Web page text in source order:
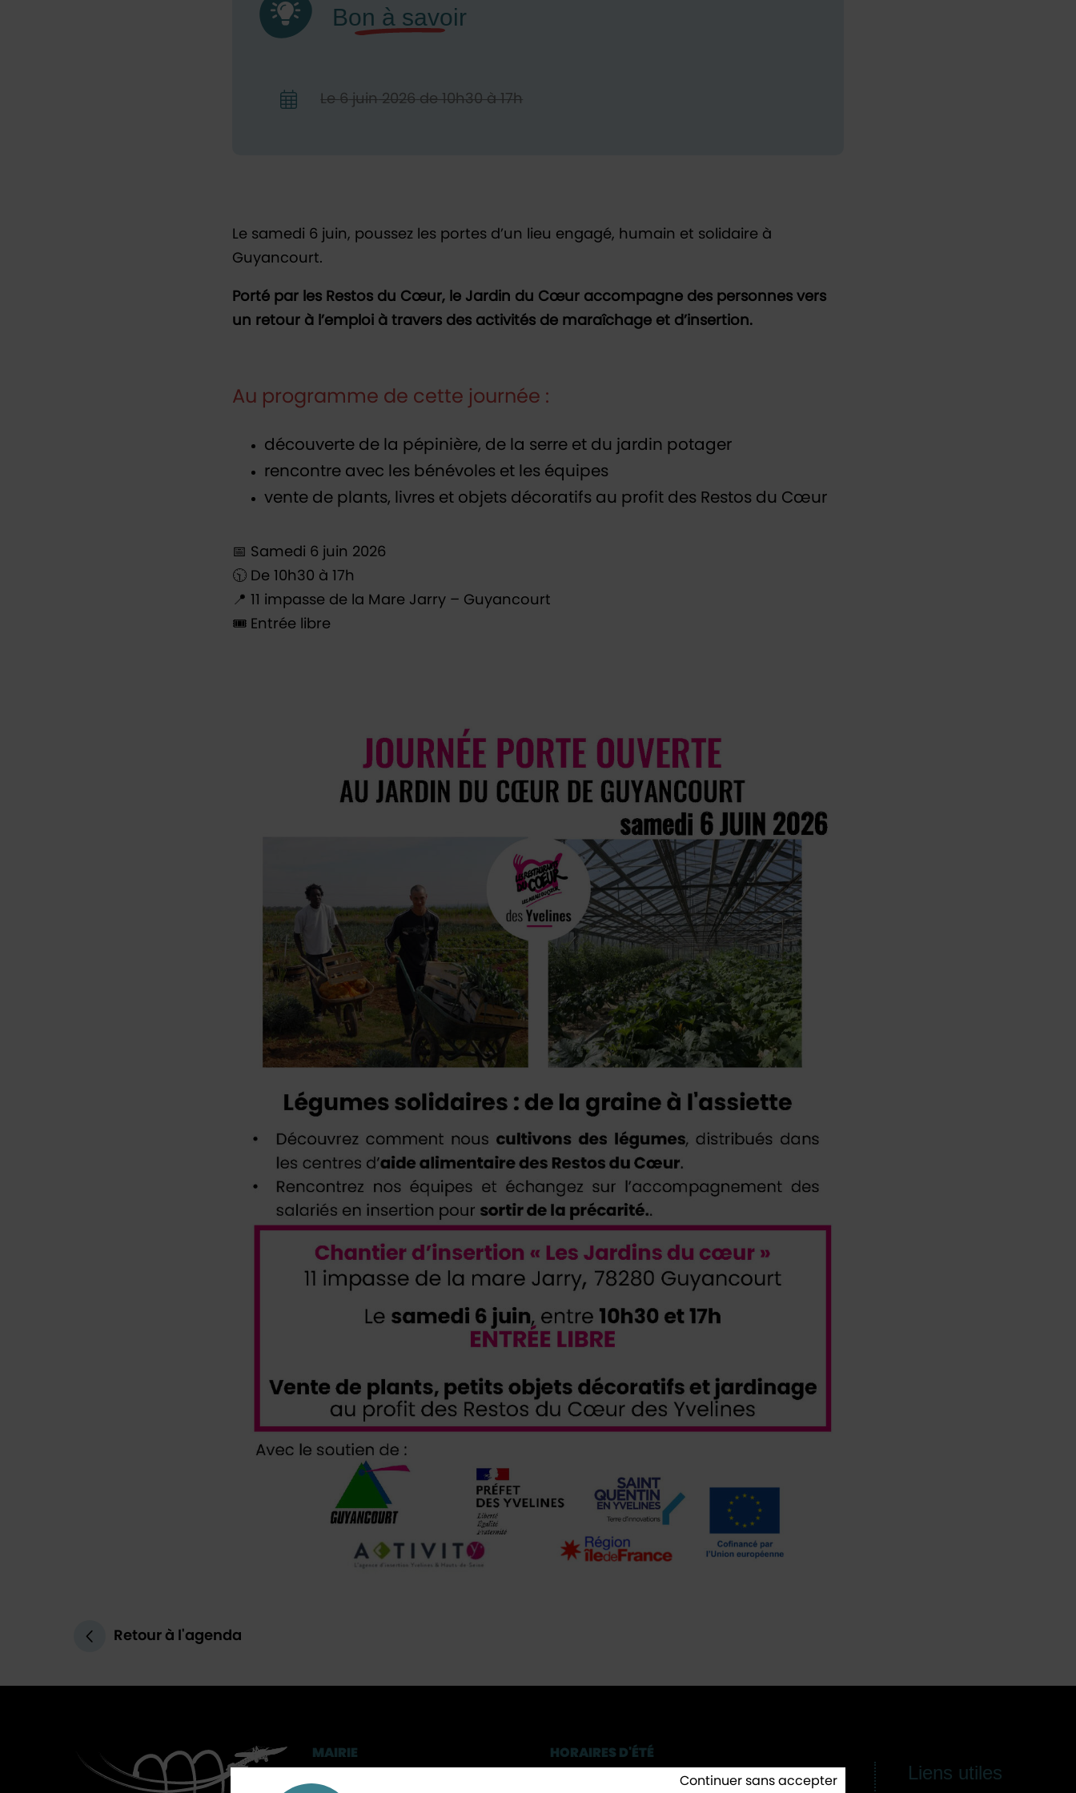
Continuer sans accepter
Le6juin2026 de 10h30 à 17h
Le samedi 6 juin, poussez les portes d’un lieu engagé, humain et solidaire à
Guyancourt.
Porté par les Restos du Cœur, le Jardin du Cœur accompagne des personnes vers
un retour à l’emploi à travers des activités de maraîchage et d’insertion.
Au programme de cette journée :
découverte de la pépinière, de la serre et du jardin potager
rencontre avec les bénévoles et les équipes
vente de plants, livres et objets décoratifs au profit des Restos du Cœur
📅 Samedi 6 juin 2026
🕥 De 10h30 à 17h
📍 11 impasse de la Mare Jarry – Guyancourt
🎟️ Entrée libre
Retour à l'agenda
MAIRIE
HORAIRES D'ÉTÉ
: 8h30-12h / 13h-17h
Liens utiles